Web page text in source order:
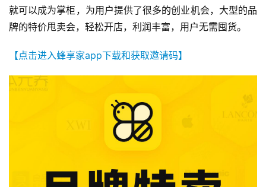
就可以成为掌柜，为用户提供了很多的创业机会，大型的品
牌的特价甩卖会，轻松开店，利润丰富，用户无需囤货。
【点击进入蜂享家app下载和获取邀请码】